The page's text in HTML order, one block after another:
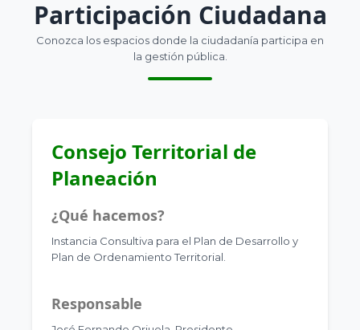
Participación Ciudadana
Conozca los espacios donde la ciudadanía participa en
la gestión pública.
Consejo Territorial de
Planeación
¿Qué hacemos?
Instancia Consultiva para el Plan de Desarrollo y
Plan de Ordenamiento Territorial.
Responsable